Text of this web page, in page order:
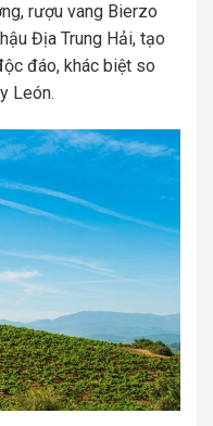
rượu vang Bierzo
Địa Trung Hải, tạo
đáo, khác biệt so
León.